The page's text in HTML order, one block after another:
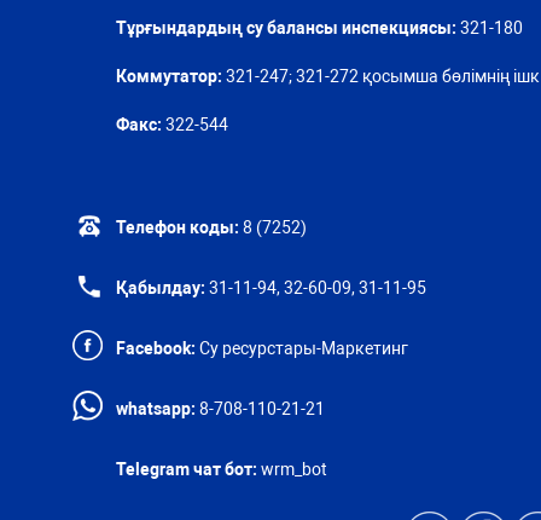
Тұрғындардың су балансы инспекциясы: 321-180
Коммутатор: 321-247; 321-272 қосымша бөлімнің ішкі
Факс: 322-544
Телефон коды: 8 (7252)
Қабылдау: 31-11-94, 32-60-09, 31-11-95
Facebook: Су ресурстары-Маркетинг
whatsapp: 8-708-110-21-21
Telegram чат бот: wrm_bot